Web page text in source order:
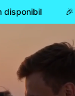
🎉
pentru